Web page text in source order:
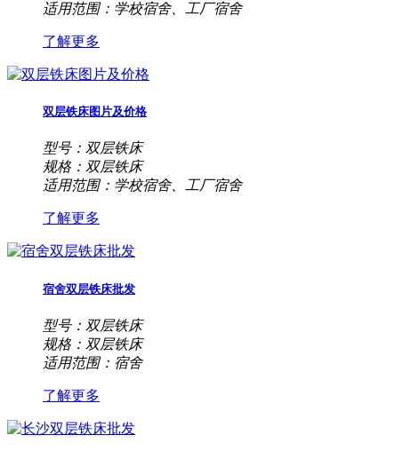
适用范围：学校宿舍、工厂宿舍
了解更多
双层铁床图片及价格
型号：双层铁床
规格：双层铁床
适用范围：学校宿舍、工厂宿舍
了解更多
宿舍双层铁床批发
型号：双层铁床
规格：双层铁床
适用范围：宿舍
了解更多